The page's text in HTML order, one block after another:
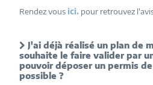
Rendez vousici. pour retrouvez
J'ai déjà réalisé un plan de
souhaite le faire valider par
pouvoir déposer un permis
possible ?